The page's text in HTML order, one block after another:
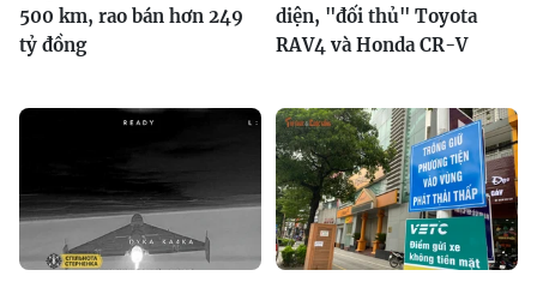
500 km, rao bán hơn 249
tỷ đồng
diện, "đối thủ" Toyota
RAV4 và Honda CR-V